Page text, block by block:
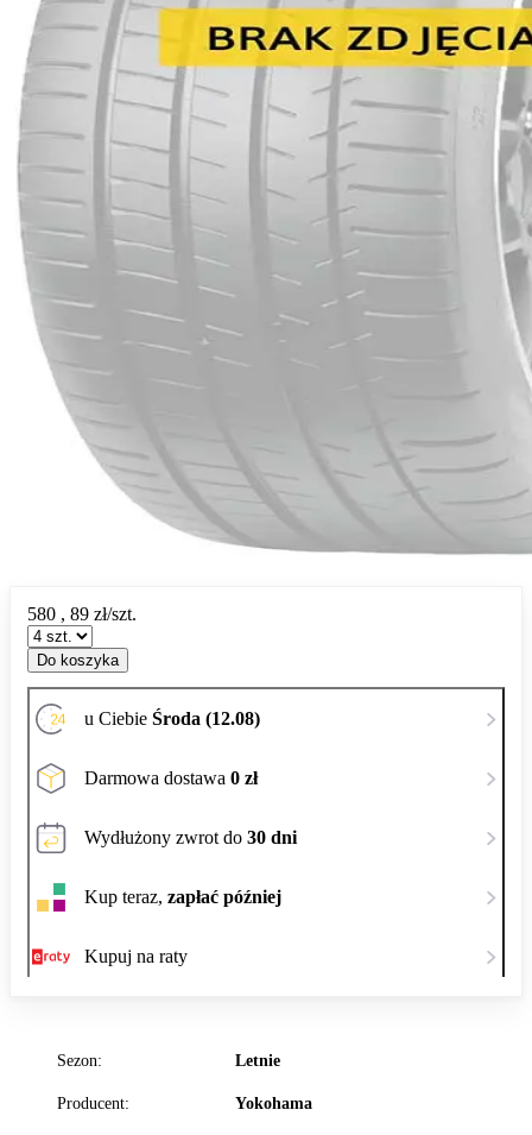
Sezon: Letnie
Producent: Yokohama
580 , 89 zł/szt.
Do koszyka
u Ciebie Środa (12.08)
Darmowa dostawa 0 zł
Wydłużony zwrot do 30 dni
Kup teraz, zapłać później
Kupuj na raty